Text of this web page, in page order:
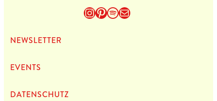
Instagram
Pinterest
Spotify
E-Mail
NEWS­LET­TER
EVENTS
DATEN­SCHUTZ